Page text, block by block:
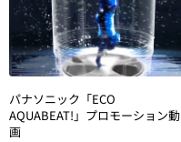
パナソニック「ECO
AQUABEAT!」プロモーション動
画